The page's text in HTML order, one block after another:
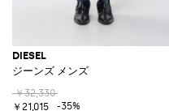
DIESEL
ジーンズ メンズ
￥32,330
￥21,015
-35%